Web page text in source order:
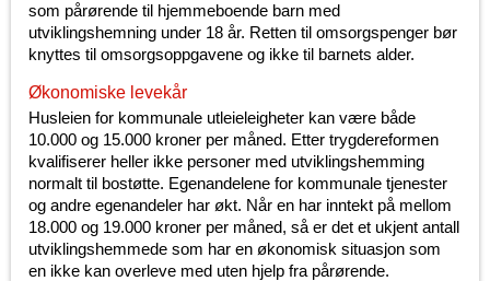
som pårørende til hjemmeboende barn med
utviklingshemning under 18 år. Retten til omsorgspenger bør
knyttes til omsorgsoppgavene og ikke til barnets alder.
Økonomiske levekår
Husleien for kommunale utleieleigheter kan være både
10.000 og 15.000 kroner per måned. Etter trygdereformen
kvalifiserer heller ikke personer med utviklingshemming
normalt til bostøtte. Egenandelene for kommunale tjenester
og andre egenandeler har økt. Når en har inntekt på mellom
18.000 og 19.000 kroner per måned, så er det et ukjent antall
utviklingshemmede som har en økonomisk situasjon som
en ikke kan overleve med uten hjelp fra pårørende.